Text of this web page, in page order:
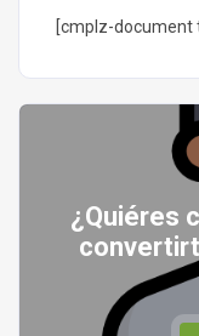
[cmplz-document
¿Quiéres